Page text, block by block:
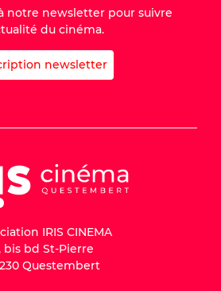
notre newsletter pour suivre
du cinéma.
newsletter
IRIS CINEMA
bis bd St-Pierre
Questembert